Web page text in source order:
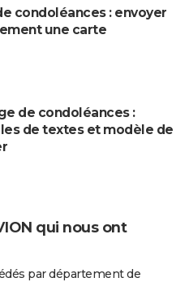
condoléances : envoyer
une carte
de condoléances :
de textes et modèle de
qui nous ont
par département de